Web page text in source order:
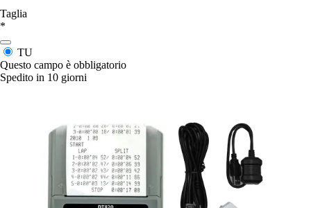
Taglia
*
TU
Questo campo è obbligatorio
Spedito in 10 giorni